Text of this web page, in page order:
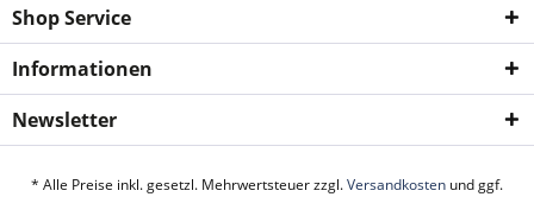
Shop Service
Informationen
Newsletter
* Alle Preise inkl. gesetzl. Mehrwertsteuer zzgl.Versandkosten und ggf.